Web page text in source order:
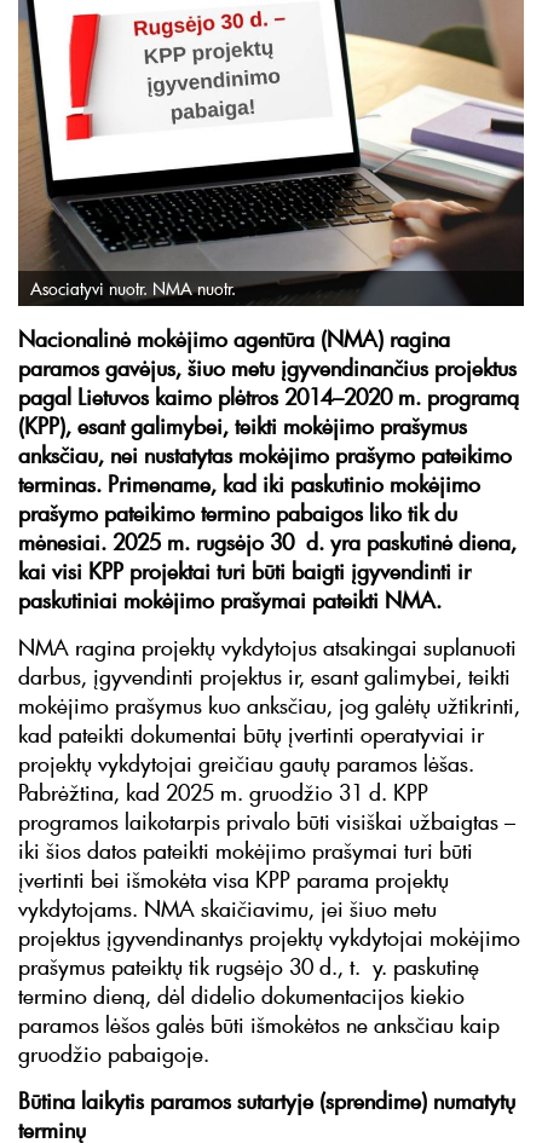
Asociatyvi nuotr. NMA nuotr.
Nacionalinė mokėjimo agentūra (NMA) ragina
paramos gavėjus, šiuo metu įgyvendinančius projektus
pagal Lietuvos kaimo plėtros 2014–2020 m. programą
(KPP), esant galimybei, teikti mokėjimo prašymus
anksčiau, nei nustatytas mokėjimo prašymo pateikimo
terminas. Primename, kad iki paskutinio mokėjimo
prašymo pateikimo termino pabaigos liko tik du
mėnesiai. 2025 m. rugsėjo 30 d. yra paskutinė diena,
kai visi KPP projektai turi būti baigti įgyvendinti ir
paskutiniai mokėjimo prašymai pateikti NMA.
NMA ragina projektų vykdytojus atsakingai suplanuoti
darbus, įgyvendinti projektus ir, esant galimybei, teikti
mokėjimo prašymus kuo anksčiau, jog galėtų užtikrinti,
kad pateikti dokumentai būtų įvertinti operatyviai ir
projektų vykdytojai greičiau gautų paramos lėšas.
Pabrėžtina, kad 2025 m. gruodžio 31 d. KPP
programos laikotarpis privalo būti visiškai užbaigtas –
iki šios datos pateikti mokėjimo prašymai turi būti
įvertinti bei išmokėta visa KPP parama projektų
vykdytojams. NMA skaičiavimu, jei šiuo metu
projektus įgyvendinantys projektų vykdytojai mokėjimo
prašymus pateiktų tik rugsėjo 30 d., t. y. paskutinę
termino dieną, dėl didelio dokumentacijos kiekio
paramos lėšos galės būti išmokėtos ne anksčiau kaip
gruodžio pabaigoje.
Būtina laikytis paramos sutartyje (sprendime) numatytų
terminų